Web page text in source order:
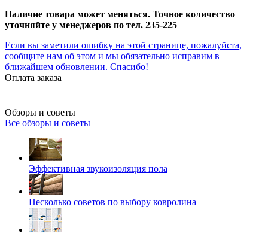
Наличие товара может меняться. Точное количество
уточняйте у менеджеров по тел. 235-225
Если вы заметили ошибку на этой странице, пожалуйста,
сообщите нам об этом и мы обязательно исправим в
ближайшем обновлении. Спасибо!
Оплата заказа
Обзоры и советы
Все обзоры и советы
Эффективная звукоизоляция пола
Несколько советов по выбору ковролина